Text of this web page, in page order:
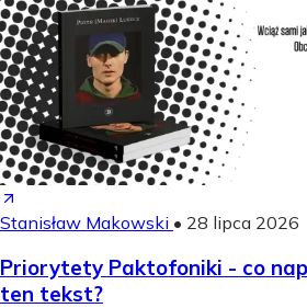
Stanisław Makowski • 28 lipca 2026
Priorytety Paktofoniki - co
ten tekst?